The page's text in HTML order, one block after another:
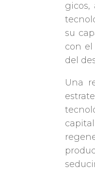
gicos,
su
con el
del
Una